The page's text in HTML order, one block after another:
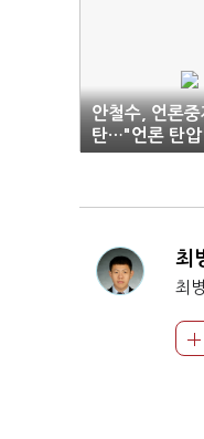
안철수, 언론중
탄…"언론 탄압
최
최